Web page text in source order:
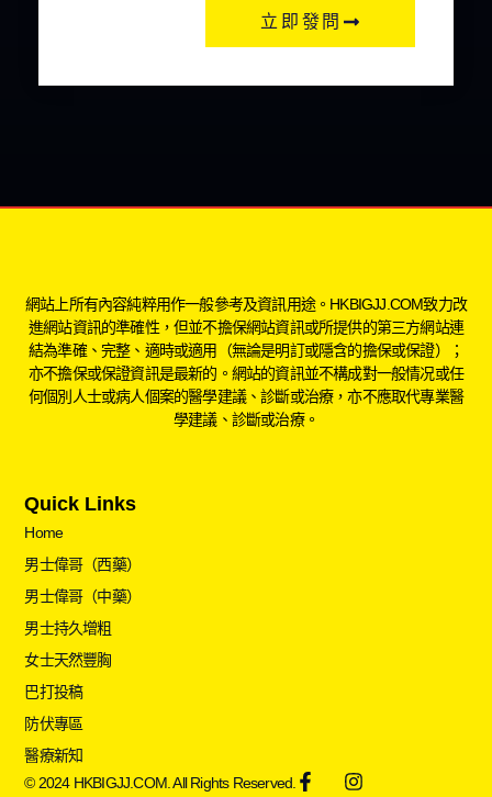
立即發問
網站上所有內容純粹用作一般參考及資訊用途。HKBIGJJ.COM致力改
進網站資訊的準確性，但並不擔保網站資訊或所提供的第三方網站連
結為準確、完整、適時或適用（無論是明訂或隱含的擔保或保證）；
亦不擔保或保證資訊是最新的。網站的資訊並不構成對一般情况或任
何個別人士或病人個案的醫學建議、診斷或治療，亦不應取代專業醫
學建議、診斷或治療。
Quick Links
Home
男士偉哥（西藥）
男士偉哥（中藥）
男士持久增粗
女士天然豐胸
巴打投稿
防伏專區
醫療新知
© 2024 HKBIGJJ.COM. All Rights Reserved.